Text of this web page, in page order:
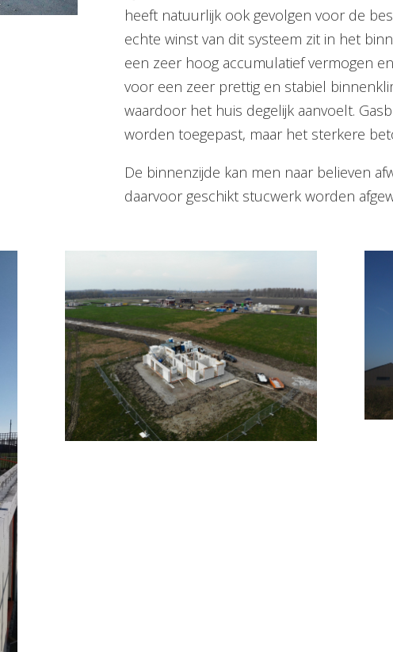
heeft natuurlijk ook gevolgen voor de
echte winst van dit systeem zit in het
een zeer hoog accumulatief vermogen
voor een zeer prettig en stabiel
waardoor het huis degelijk aanvoelt.
worden toegepast, maar het sterkere
De binnenzijde kan men naar believen
daarvoor geschikt stucwerk worden